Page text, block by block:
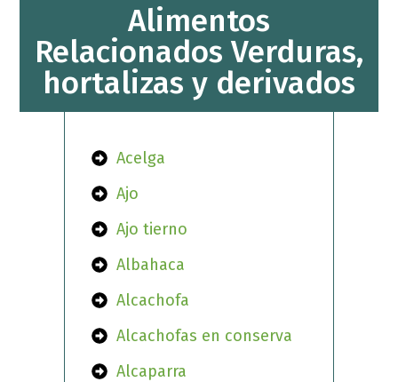
Alimentos
Relacionados Verduras,
hortalizas y derivados
Acelga
Ajo
Ajo tierno
Albahaca
Alcachofa
Alcachofas en conserva
Alcaparra